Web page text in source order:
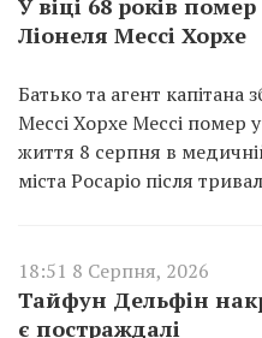
Ліонеля Мессі Хорхе
Батько та агент капітана
Мессі Хорхе Мессі помер у
життя 8 серпня в
міста Росаріо після
18:51 8 Серпня, 2026
Тайфун Дельфін
є постраждалі